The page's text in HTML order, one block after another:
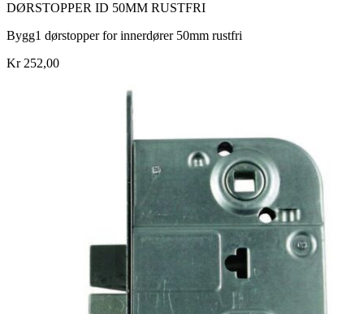
DØRSTOPPER ID 50MM RUSTFRI
Bygg1 dørstopper for innerdører 50mm rustfri
Kr 252,00